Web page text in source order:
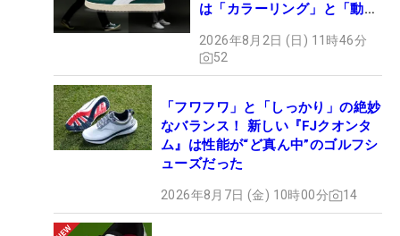
は「カラーリング」と「動き
2026年8月2日 (日) 11時46分
52
「フワフワ」と「しっかり」の絶妙
なバランス！ 新しい『FJクオンタ
ム』は性能が“ど真ん中”のゴルフシ
ューズだった
2026年8月7日 (金) 10時00分 14